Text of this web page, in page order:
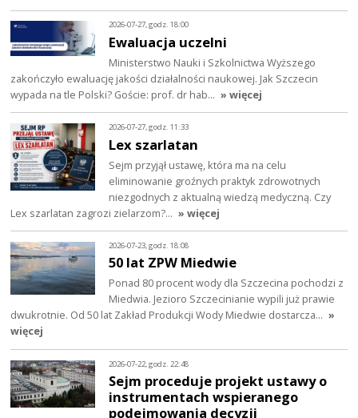
2026-07-27, godz. 18:00
Ewaluacja uczelni
Ministerstwo Nauki i Szkolnictwa Wyższego
zakończyło ewaluację jakości działalności naukowej. Jak Szczecin
wypada na tle Polski? Goście: prof. dr hab… » więcej
2026-07-27, godz. 11:33
Lex szarlatan
Sejm przyjął ustawę, która ma na celu
eliminowanie groźnych praktyk zdrowotnych
niezgodnych z aktualną wiedzą medyczną. Czy
Lex szarlatan zagrozi zielarzom?… » więcej
2026-07-23, godz. 18:08
50 lat ZPW Miedwie
Ponad 80 procent wody dla Szczecina pochodzi z
Miedwia. Jezioro Szczecinianie wypili już prawie
dwukrotnie. Od 50 lat Zakład Produkcji Wody Miedwie dostarcza… »
więcej
2026-07-22, godz. 22:48
Sejm proceduje projekt ustawy o
instrumentach wspieranego
podejmowania decyzji